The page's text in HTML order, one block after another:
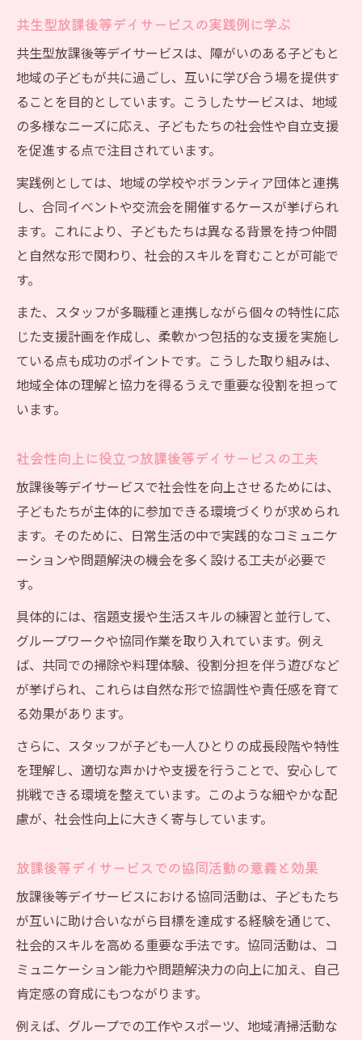
共生型放課後等デイサービスの実践例に学ぶ
共生型放課後等デイサービスは、障がいのある子どもと
地域の子どもが共に過ごし、互いに学び合う場を提供す
ることを目的としています。こうしたサービスは、地域
の多様なニーズに応え、子どもたちの社会性や自立支援
を促進する点で注目されています。
実践例としては、地域の学校やボランティア団体と連携
し、合同イベントや交流会を開催するケースが挙げられ
ます。これにより、子どもたちは異なる背景を持つ仲間
と自然な形で関わり、社会的スキルを育むことが可能で
す。
また、スタッフが多職種と連携しながら個々の特性に応
じた支援計画を作成し、柔軟かつ包括的な支援を実施し
ている点も成功のポイントです。こうした取り組みは、
地域全体の理解と協力を得るうえで重要な役割を担って
います。
社会性向上に役立つ放課後等デイサービスの工夫
放課後等デイサービスで社会性を向上させるためには、
子どもたちが主体的に参加できる環境づくりが求められ
ます。そのために、日常生活の中で実践的なコミュニケ
ーションや問題解決の機会を多く設ける工夫が必要で
す。
具体的には、宿題支援や生活スキルの練習と並行して、
グループワークや協同作業を取り入れています。例え
ば、共同での掃除や料理体験、役割分担を伴う遊びなど
が挙げられ、これらは自然な形で協調性や責任感を育て
る効果があります。
さらに、スタッフが子ども一人ひとりの成長段階や特性
を理解し、適切な声かけや支援を行うことで、安心して
挑戦できる環境を整えています。このような細やかな配
慮が、社会性向上に大きく寄与しています。
放課後等デイサービスでの協同活動の意義と効果
放課後等デイサービスにおける協同活動は、子どもたち
が互いに助け合いながら目標を達成する経験を通じて、
社会的スキルを高める重要な手法です。協同活動は、コ
ミュニケーション能力や問題解決力の向上に加え、自己
肯定感の育成にもつながります。
例えば、グループでの工作やスポーツ、地域清掃活動な